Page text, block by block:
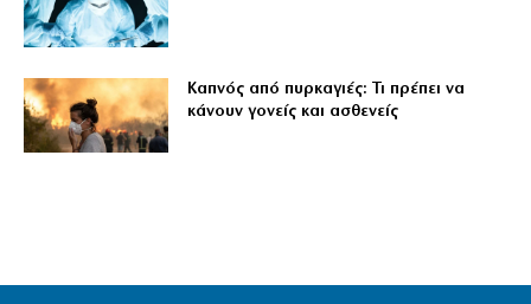
Καπνός από πυρκαγιές: Τι πρέπει να
κάνουν γονείς και ασθενείς